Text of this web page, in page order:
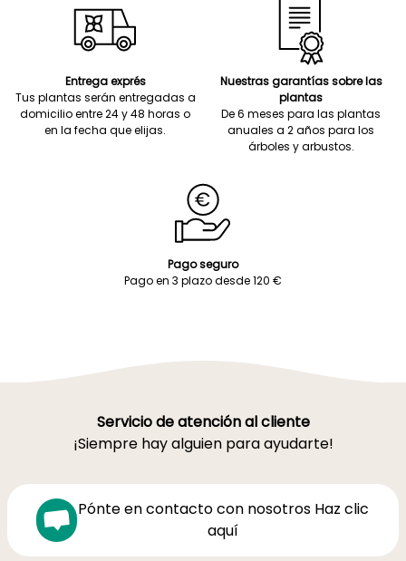
Entrega exprés
Tus plantas serán entregadas a
domicilio entre 24 y 48 horas o
en la fecha que elijas.
Nuestras garantías sobre las
plantas
De 6 meses para las plantas
anuales a 2 años para los
árboles y arbustos.
Pago seguro
Pago en 3 plazo desde 120 €
Servicio de atención al cliente
¡Siempre hay alguien para ayudarte!
Pónte en contacto con nosotros Haz clic
aquí